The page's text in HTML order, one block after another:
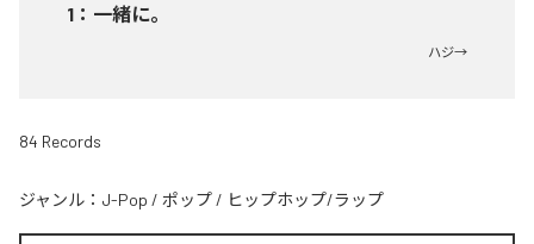
1 ： 一緒に。
ハジ→
84 Records
ジャンル： J-Pop / ポップ / ヒップホップ/ラップ